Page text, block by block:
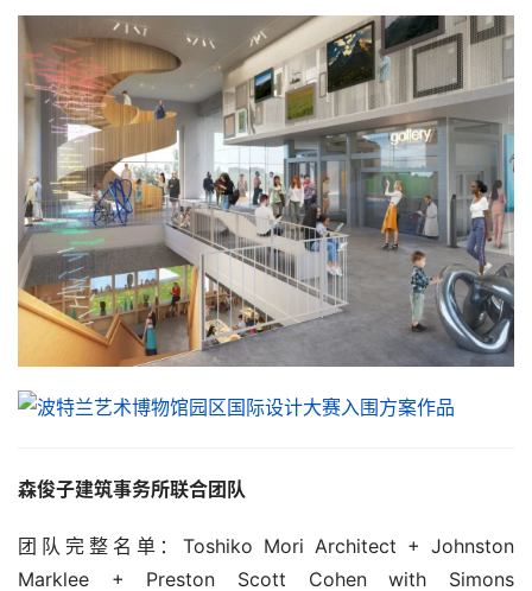
森俊子建筑事务所联合团队
团队完整名单：Toshiko Mori Architect + Johnston
Marklee + Preston Scott Cohen with Simons